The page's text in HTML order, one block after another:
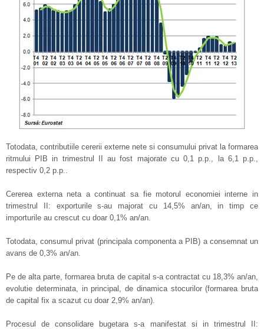
Totodata, contributiile cererii externe nete si consumului privat la formarea
ritmului PIB in trimestrul II au fost majorate cu 0,1 p.p., la 6,1 p.p.,
respectiv 0,2 p.p..
Cererea externa neta a continuat sa fie motorul economiei interne in
trimestrul II: exporturile s-au majorat cu 14,5% an/an, in timp ce
importurile au crescut cu doar 0,1% an/an.
Totodata, consumul privat (principala componenta a PIB) a consemnat un
avans de 0,3% an/an.
Pe de alta parte, formarea bruta de capital s-a contractat cu 18,3% an/an,
evolutie determinata, in principal, de dinamica stocurilor (formarea bruta
de capital fix a scazut cu doar 2,9% an/an).
Procesul de consolidare bugetara s-a manifestat si in trimestrul II: